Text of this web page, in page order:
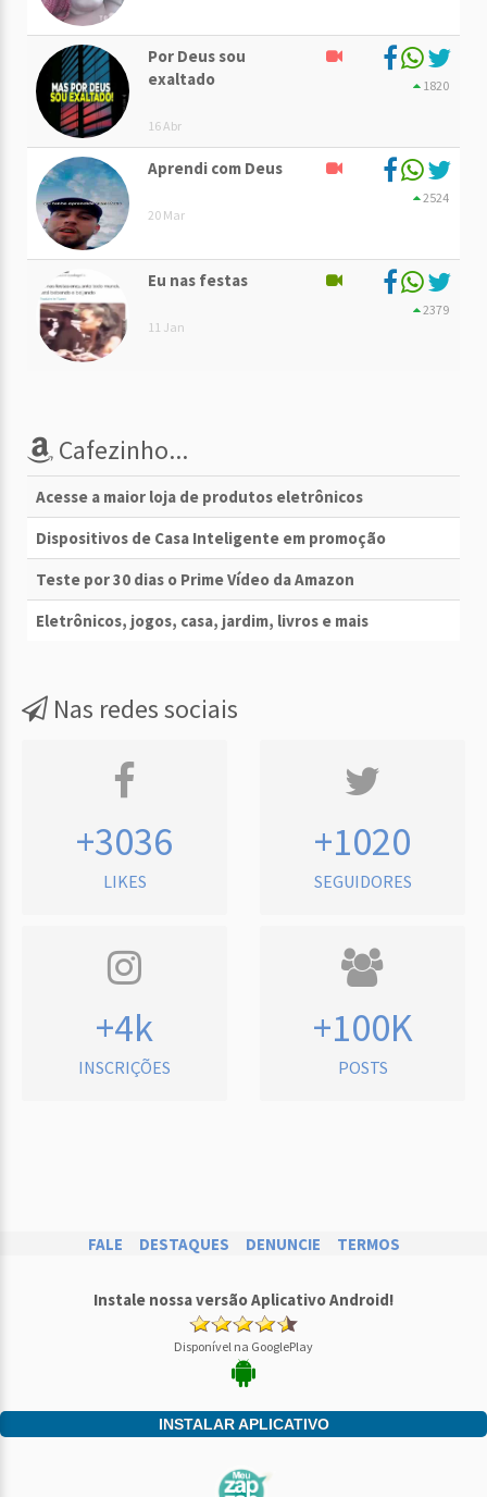
Por Deus sou
exaltado
16 Abr
1820
Aprendi com Deus
20 Mar
2524
Eu nas festas
11 Jan
2379
Cafezinho...
Acesse a maior loja de produtos eletrônicos
Dispositivos de Casa Inteligente em promoção
Teste por 30 dias o Prime Vídeo da Amazon
Eletrônicos, jogos, casa, jardim, livros e mais
Nas redes sociais
+3036
LIKES
+1020
SEGUIDORES
+4k
INSCRIÇÕES
+100K
POSTS
FALE DESTAQUES DENUNCIE TERMOS
Instale nossa versão Aplicativo Android!
Disponível na GooglePlay
INSTALAR APLICATIVO